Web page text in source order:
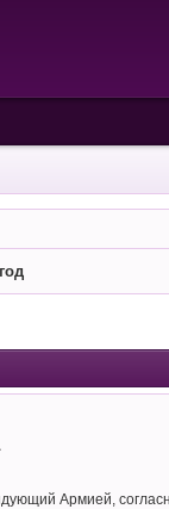
Армией, согласно